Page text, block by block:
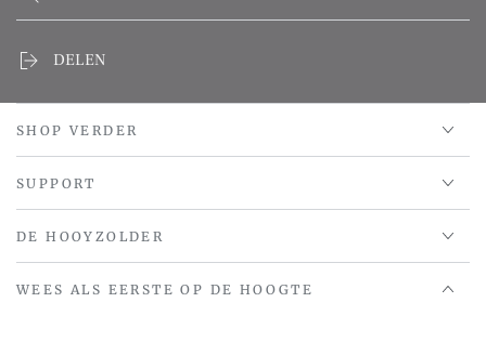
DELEN
SHOP VERDER
SUPPORT
DE HOOYZOLDER
WEES ALS EERSTE OP DE HOOGTE